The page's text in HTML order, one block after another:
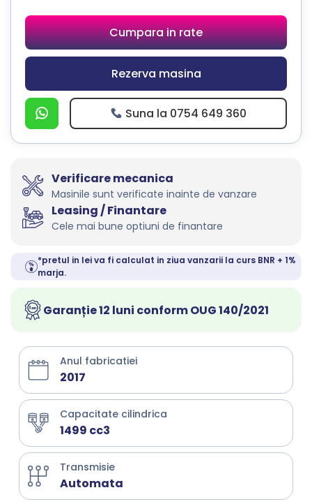
Cumpara in rate
Rezerva masina
Suna la 0754 649 360
Verificare mecanica
Masinile sunt verificate inainte de vanzare
Leasing / Finantare
Cele mai bune optiuni de finantare
*pretul in lei va fi calculat in ziua vanzarii la curs BNR + 1%
marja.
Garanție 12 luni conform OUG 140/2021
Anul fabricatiei
2017
Capacitate cilindrica
1499 cc3
Transmisie
Automata